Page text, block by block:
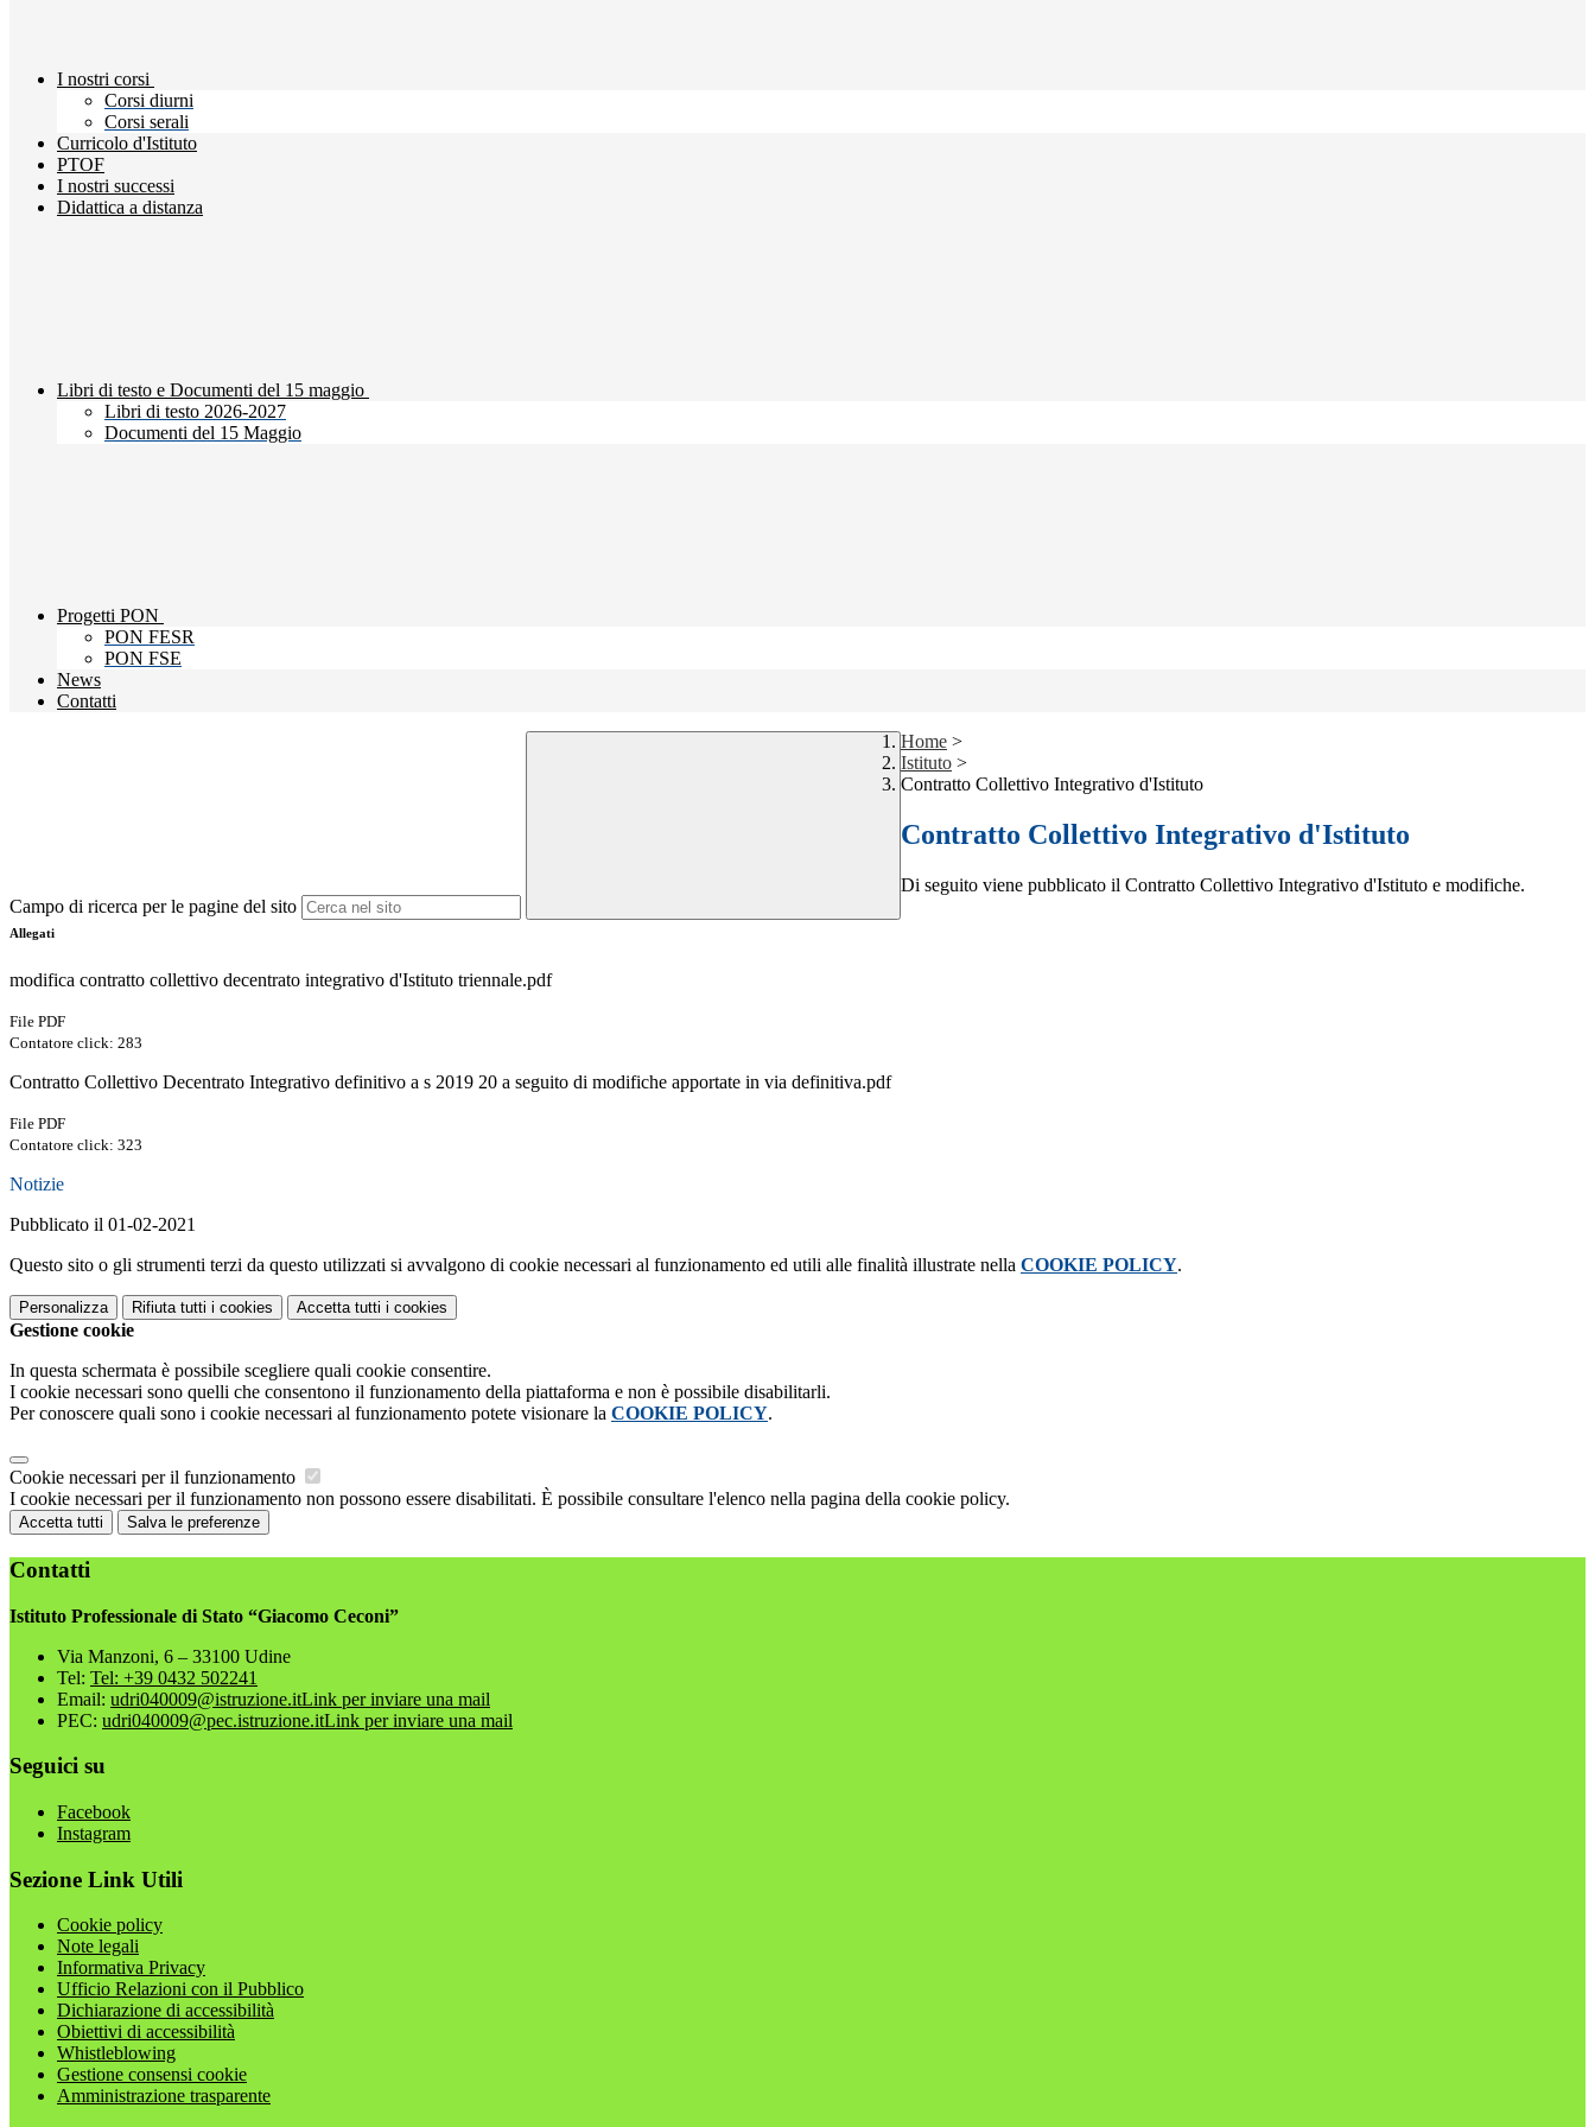
I nostri corsi
Corsi diurni
Corsi serali
Curricolo d'Istituto
PTOF
I nostri successi
Didattica a distanza
Libri di testo e Documenti del 15 maggio
Libri di testo 2026-2027
Documenti del 15 Maggio
Progetti PON
PON FESR
PON FSE
News
Contatti
Campo di ricerca per le pagine del sito
Home >
Istituto >
Contratto Collettivo Integrativo d'Istituto
Contratto Collettivo Integrativo d'Istituto
Di seguito viene pubblicato il Contratto Collettivo Integrativo d'Istituto e modifiche.
Allegati
modifica contratto collettivo decentrato integrativo d'Istituto triennale.pdf
File PDF
Contatore click: 283
Contratto Collettivo Decentrato Integrativo definitivo a s 2019 20 a seguito di modifiche apportate in via definitiva.pdf
File PDF
Contatore click: 323
Notizie
Pubblicato il 01-02-2021
Questo sito o gli strumenti terzi da questo utilizzati si avvalgono di cookie necessari al funzionamento ed utili alle finalità illustrate nella COOKIE POLICY.
Personalizza Rifiuta tutti i cookies Accetta tutti i cookies
Gestione cookie
In questa schermata è possibile scegliere quali cookie consentire.
I cookie necessari sono quelli che consentono il funzionamento della piattaforma e non è possibile disabilitarli.
Per conoscere quali sono i cookie necessari al funzionamento potete visionare la COOKIE POLICY.
Cookie necessari per il funzionamento
I cookie necessari per il funzionamento non possono essere disabilitati. È possibile consultare l'elenco nella pagina della cookie policy.
Accetta tutti Salva le preferenze
Contatti
Istituto Professionale di Stato “Giacomo Ceconi”
Via Manzoni, 6 – 33100 Udine
Tel: Tel: +39 0432 502241
Email: udri040009@istruzione.itLink per inviare una mail
PEC: udri040009@pec.istruzione.itLink per inviare una mail
Seguici su
Facebook
Instagram
Sezione Link Utili
Cookie policy
Note legali
Informativa Privacy
Ufficio Relazioni con il Pubblico
Dichiarazione di accessibilità
Obiettivi di accessibilità
Whistleblowing
Gestione consensi cookie
Amministrazione trasparente